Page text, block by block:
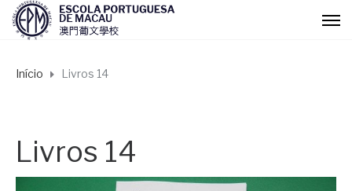
Início Livros 14
Livros 14